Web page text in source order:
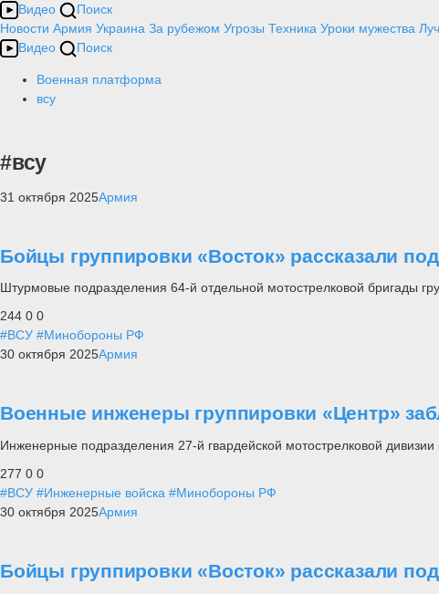
Видео
Поиск
Новости Армия Украина За рубежом Угрозы Техника Уроки мужества
Видео
Поиск
Военная платформа
всу
#всу
31 октября 2025Армия
Бойцы группировки «Восток» рассказали
Штурмовые подразделения 64-й отдельной мотострелковой бригады
244 0 0
#ВСУ #Минобороны РФ
30 октября 2025Армия
Военные инженеры группировки «Центр»
Инженерные подразделения 27-й гвардейской мотострелковой
277 0 0
#ВСУ #Инженерные войска #Минобороны РФ
30 октября 2025Армия
Бойцы группировки «Восток» рассказали